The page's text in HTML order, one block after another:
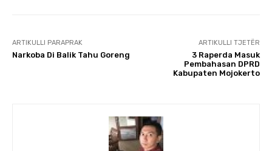
ARTIKULLI PARAPRAK
Narkoba Di Balik Tahu Goreng
ARTIKULLI TJETËR
3 Raperda Masuk
Pembahasan DPRD
Kabupaten Mojokerto